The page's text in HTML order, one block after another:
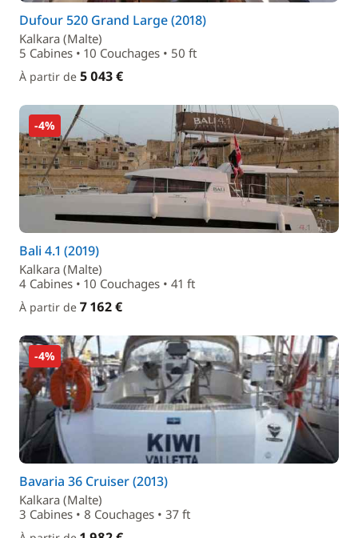
Dufour 520 Grand Large (2018)
Kalkara (Malte)
5 Cabines • 10 Couchages • 50 ft
À partir de 5 043 €
-4%
Bali 4.1 (2019)
Kalkara (Malte)
4 Cabines • 10 Couchages • 41 ft
À partir de 7 162 €
-4%
Bavaria 36 Cruiser (2013)
Kalkara (Malte)
3 Cabines • 8 Couchages • 37 ft